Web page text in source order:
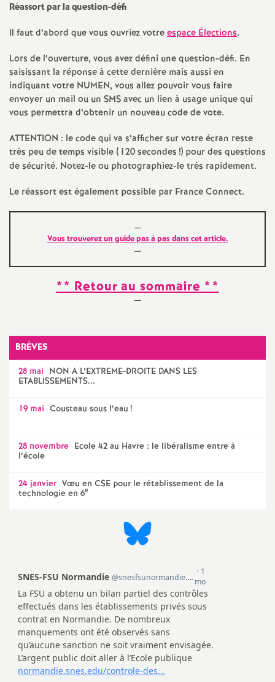
s
d
e
S
e
c
o
n
d
e
g
r
a
n
s
Réassort par la question-défi
Il faut d’abord que vous ouvriez votreespace Élections.
Lors de l’ouverture, vous avez défini une question-défi. En
saisissant la réponse à cette dernière mais aussi en
indiquant votre NUMEN, vous allez pouvoir vous faire
envoyer un mail ou un SMS avec un lien à usage unique qui
vous permettra d’obtenir un nouveau code de vote.
ATTENTION : le code qui va s’afficher sur votre écran reste
très peu de temps visible (120 secondes !) pour des questions
de sécurité. Notez-le ou photographiez-le très rapidement.
Le réassort est également possible par France Connect.
—
Vous trouverez un guide pas à pas dans cet article.
—
** Retour au sommaire **
—
BRÈVES
28 mai NON A L’EXTREME-DROITE DANS LES
ETABLISSEMENTS...
19 mai Cousteau sous l’eau !
28 novembre Ecole 42 au Havre : le libéralisme entre à
l’école
24 janvier Vœu en CSE pour le rétablissement de la
technologie en 6e